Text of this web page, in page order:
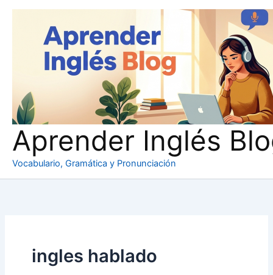
Aprender Inglés
Vocabulario, Gramática y Pronunciación
ingles hablado